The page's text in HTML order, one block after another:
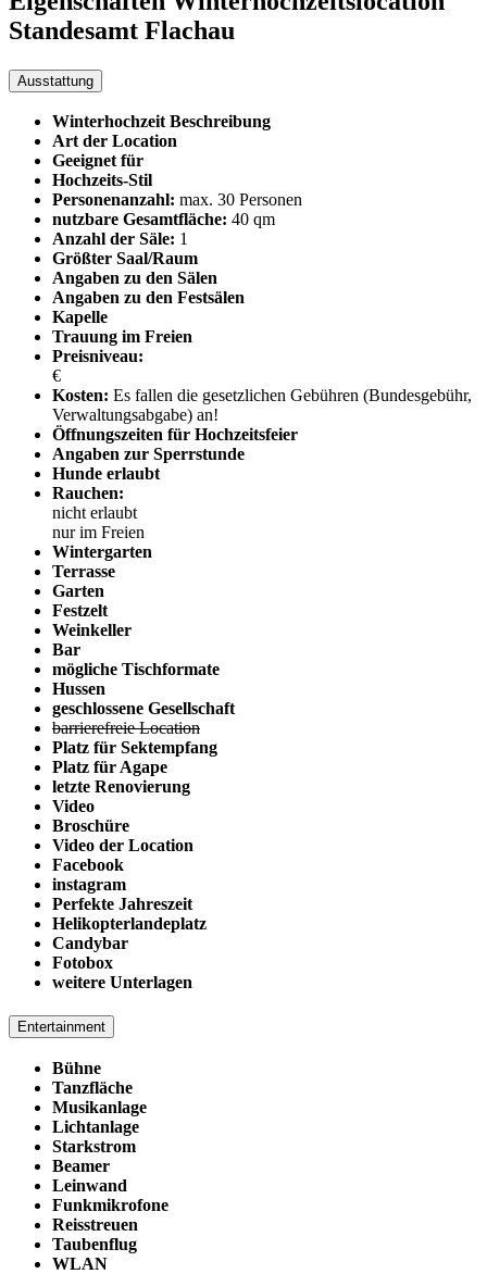
Standesamt Flachau
Ausstattung
Winterhochzeit Beschreibung
Art der Location
Geeignet für
Hochzeits-Stil
Personenanzahl: max. 30 Personen
nutzbare Gesamtfläche: 40 qm
Anzahl der Säle: 1
Größter Saal/Raum
Angaben zu den Sälen
Angaben zu den Festsälen
Kapelle
Trauung im Freien
Preisniveau:
€
Kosten: Es fallen die gesetzlichen Gebühren (Bundesgebühr,
Verwaltungsabgabe) an!
Öffnungszeiten für Hochzeitsfeier
Angaben zur Sperrstunde
Hunde erlaubt
Rauchen:
nicht erlaubt
nur im Freien
Wintergarten
Terrasse
Garten
Festzelt
Weinkeller
Bar
mögliche Tischformate
Hussen
geschlossene Gesellschaft
barrierefreie Location
Platz für Sektempfang
Platz für Agape
letzte Renovierung
Video
Broschüre
Video der Location
Facebook
instagram
Perfekte Jahreszeit
Helikopterlandeplatz
Candybar
Fotobox
weitere Unterlagen
Entertainment
Bühne
Tanzfläche
Musikanlage
Lichtanlage
Starkstrom
Beamer
Leinwand
Funkmikrofone
Reisstreuen
Taubenflug
WLAN